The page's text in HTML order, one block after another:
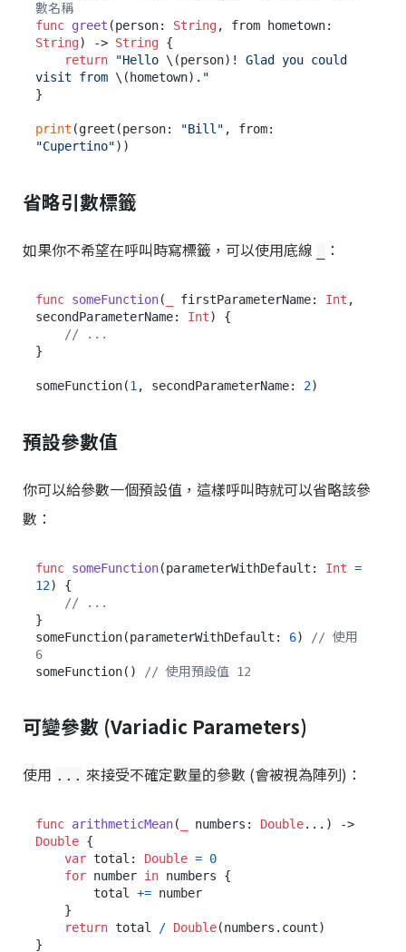
數名稱
func greet (person: String, from hometown
String) -> String {
return
"Hello \(person) ! Glad you could
visit from \(hometown) ."
}
print (greet(person: "Bill"
"Cupertino"
省略引數標籤
如果你不希望在呼叫時寫標籤，可以使用底線 ：
func someFunction( firstParameterName: Int
secondParameterName: Int) {
// ...
}
someFunction(1 , secondParameterName: 2
預設參數值
你可以給參數一個預設值，這樣呼叫時就可以省略該參
數：
func someFunction(parameterWithDefault : Int =
12) {
// ...
}
someFunction(parameterWithDefault: 6)
// 使用
6
someFunction()
// 使用預設值 12
可變參數 (Variadic Parameters)
使用 ... 來接受不確定數量的參數 (會被視為陣列)：
func arithmeticMean( numbers : Double
Double {
var total: Double = 0
for number in numbers {
        total
+= number
return total / Double(numbers.count)
}